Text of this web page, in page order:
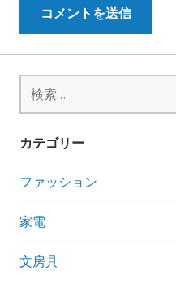
索:
カテゴリー
ファッション
家電
文房具